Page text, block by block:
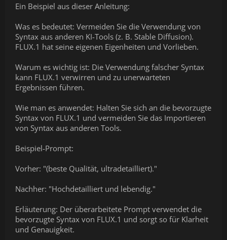
Ein Beispiel aus dieser Anleitung:
Was es bedeutet: Vermeiden Sie die Verwendung von
Syntax aus anderen KI-Tools (z. B. Stable Diffusion).
FLUX.1 hat seine eigenen Eigenheiten und Vorlieben.
Warum es wichtig ist: Die Verwendung falscher Syntax
kann FLUX.1 verwirren und zu unerwarteten
Ergebnissen führen.
Wie man es anwendet: Halten Sie sich an die bevorzugte
Syntax von FLUX.1 und vermeiden Sie das Importieren
von Syntax aus anderen Tools.
Beispiel-Prompt:
Vorher: "(beste Qualität, ultradetailliert)."
Nachher: "Hochdetailliert und lebendig."
Erläuterung: Der überarbeitete Prompt verwendet die
bevorzugte Syntax von FLUX.1 und sorgt so für Klarheit
und Genauigkeit.